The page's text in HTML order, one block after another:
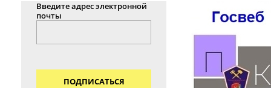
Введите адрес электронной
почты
ПОДПИСАТЬСЯ